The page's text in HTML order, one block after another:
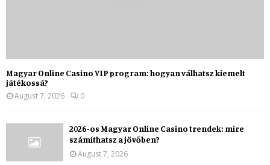
Magyar Online Casino VIP program: hogyan válhatsz kiemelt
játékossá?
August 7, 2026
0
2026-os Magyar Online Casino trendek: mire
számíthatsz a jövőben?
August 7, 2026